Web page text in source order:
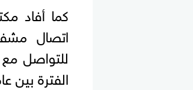
كما أفاد
اتصال
للتواصل
الفترة بين عامي 2019 و2025 بدعم وتمويل